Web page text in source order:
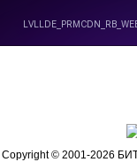
Copyright © 2001-2026